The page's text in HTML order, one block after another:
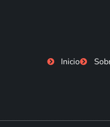
Inicio